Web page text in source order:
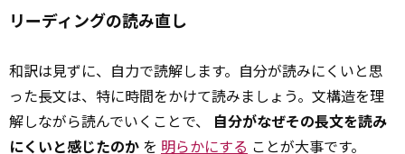
リーディングの読み直し
和訳は見ずに、自力で読解します。自分が読みにくいと思
った長文は、特に時間をかけて読みましょう。文構造を理
解しながら読んでいくことで、 自分がなぜその長文を読み
にくいと感じたのか を 明らかにする ことが大事です。